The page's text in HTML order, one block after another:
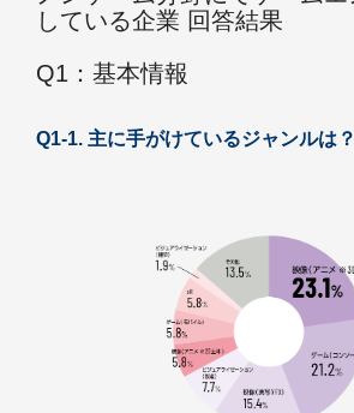
している企業 回答結果
Q1：基本情報
Q1-1. 主に手がけているジャンルは？